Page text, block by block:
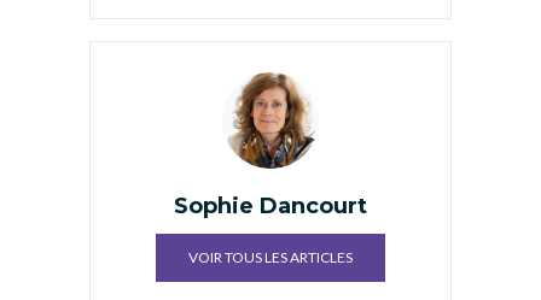
Sophie Dancourt
VOIR TOUS LES ARTICLES